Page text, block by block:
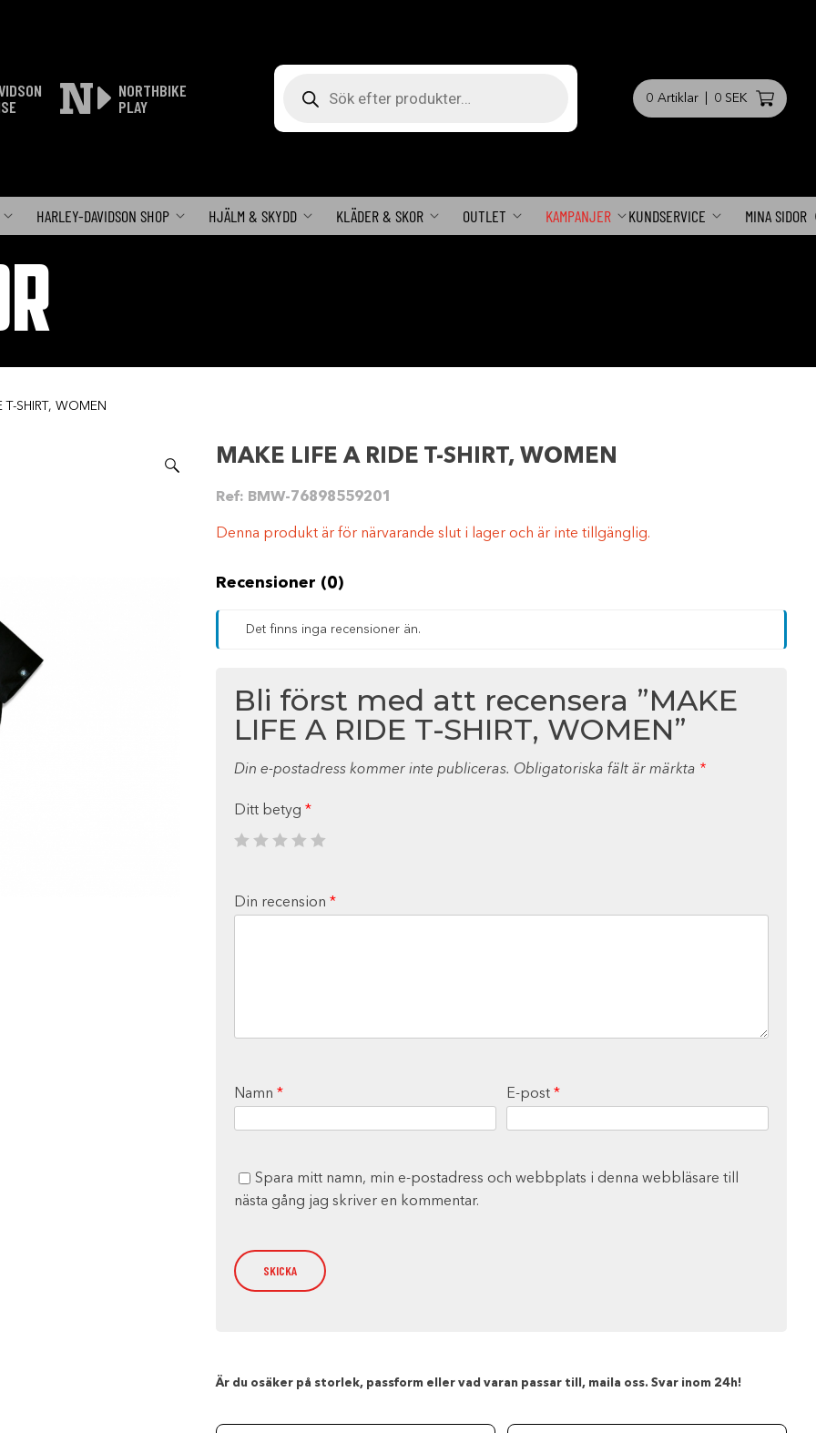
NORTHBIKE
PLAY
0 Artiklar 0 SEK
HARLEY-DAVIDSON SHOP HJÄLM & SKYDD KLÄDER & SKOR OUTLET KAMPANJER KUNDSERVICE MINA SIDOR
T-SHIRT, WOMEN
MAKE LIFE A RIDE T-SHIRT, WOMEN
Ref: BMW-76898559201
Denna produkt är för närvarande slut i lager och är inte tillgänglig.
Recensioner (0)
Det finns inga recensioner än.
Bli först med att recensera ”MAKE
LIFE A RIDE T-SHIRT, WOMEN”
Din e-postadress kommer inte publiceras. Obligatoriska fält är märkta *
Ditt betyg *
Din recension *
Namn * E-post*
Spara mitt namn, min e-postadress och webbplats i denna webbläsare till
nästa gång jag skriver en kommentar.
Är du osäker på storlek, passform eller vad varan passar till, maila oss. Svar inom 24h!